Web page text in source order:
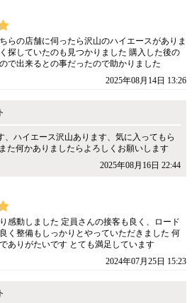
らの店舗に伺ったら沢山のハイエースがありま
探していたのも見つかりました 購入した後の
で出来るとの事だったので助かりました
2025年08月14日 13:26
、ハイエース沢山あります、気に入ってもら
た何かありましたらよろしくお願いします
2025年08月16日 22:44
感動しました 定員さんの接客も良く、ロード
く整備もしっかりとやっていただきました 何
ありがたいです とても満足しています
2024年07月25日 15:23